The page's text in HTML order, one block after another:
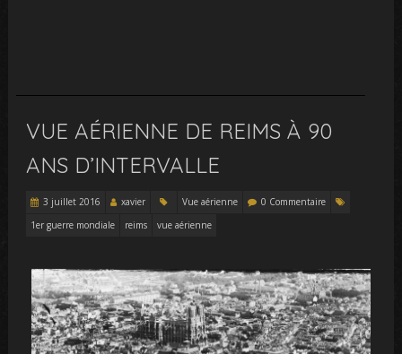
VUE AÉRIENNE DE REIMS À 90
ANS D’INTERVALLE
3 juillet 2016 xavier Vue aérienne
0 Commentaire
1er guerre mondiale
reims vue aérienne